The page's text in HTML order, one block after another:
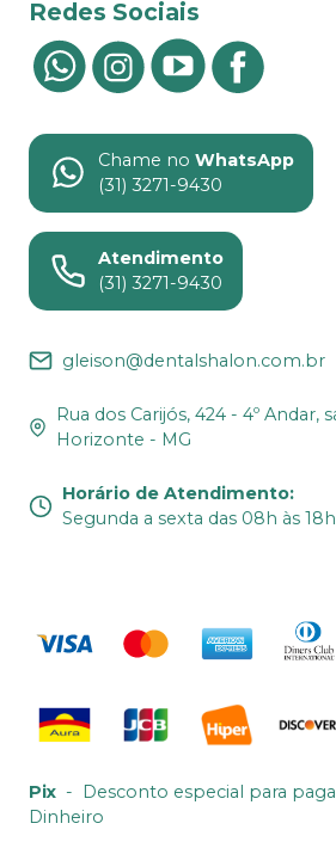
Redes Sociais
Chame no WhatsApp
(31) 3271-9430
Atendimento
(31) 3271-9430
gleison@dentalshalon.com.br
Rua dos Carijós, 424 - 4º Andar,
Horizonte - MG
Horário de Atendimento:
Segunda a sexta das 08h às 18h
Pix - Desconto especial para
Dinheiro